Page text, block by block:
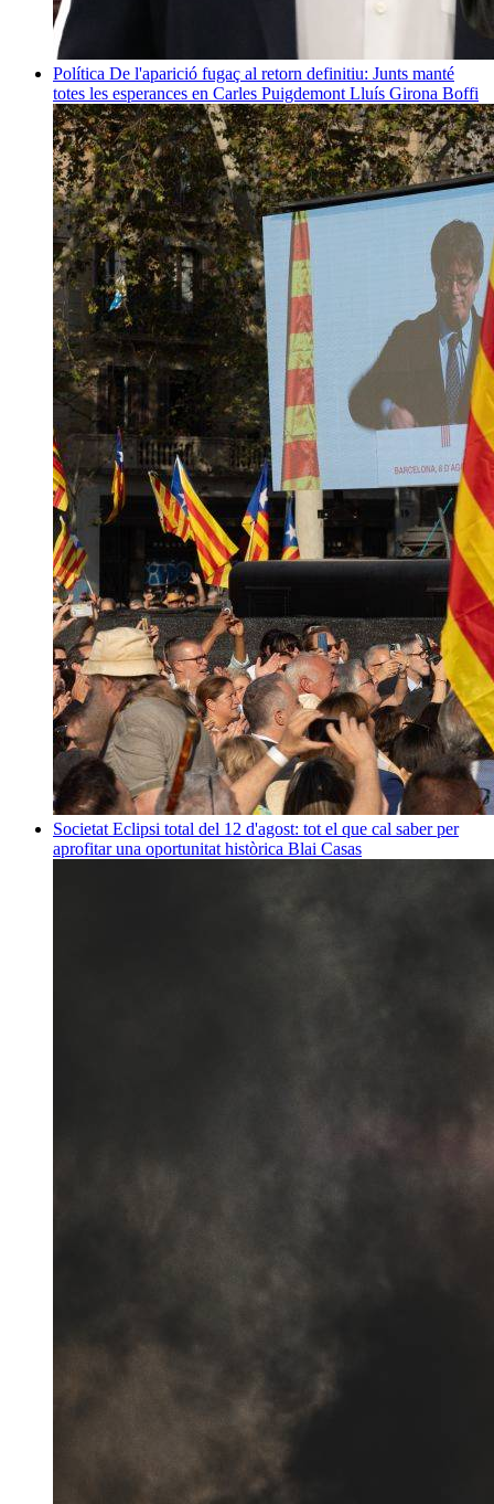
Política De l'aparició fugaç al retorn definitiu: Junts manté
totes les esperances en Carles Puigdemont Lluís Girona Boffi
Societat Eclipsi total del 12 d'agost: tot el que cal saber per
aprofitar una oportunitat històrica Blai Casas